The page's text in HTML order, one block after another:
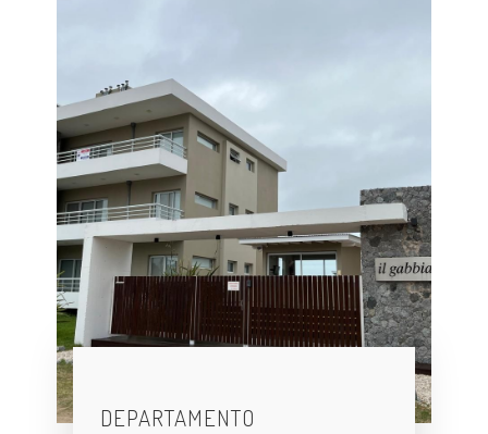
DEPARTAMENTO